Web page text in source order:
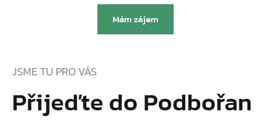
Mám zájem
JSME TU PRO VÁS
Přijeďte do Podbořan